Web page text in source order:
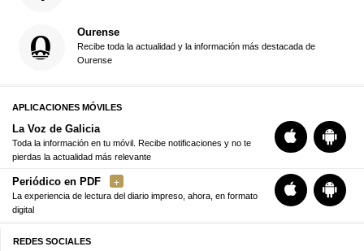
Ourense
Recibe toda la actualidad y la información más destacada de
Ourense
APLICACIONES MÓVILES
La Voz de Galicia
Toda la información en tu móvil. Recibe notificaciones y no te
pierdas la actualidad más relevante
Periódico en PDF
La experiencia de lectura del diario impreso, ahora, en formato
digital
REDES SOCIALES